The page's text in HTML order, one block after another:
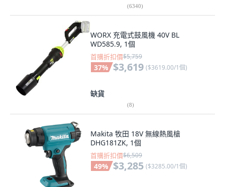
(6340)
WORX 充電式鼓風機 40V BL
WD585.9, 1個
首購折扣價$5,759
37% $3,619 ($3619.00/1個)
缺貨
(8)
Makita 牧田 18V 無線熱風槍
DHG181ZK, 1個
首購折扣價$6,509
49% $3,285 ($3285.00/1個)